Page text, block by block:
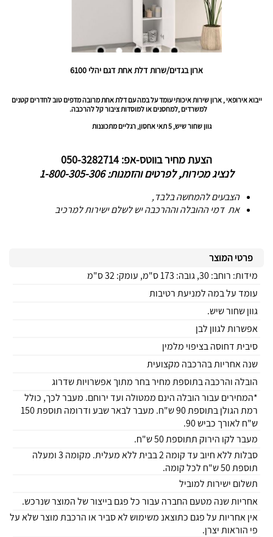
ארון בגדים/שרות דלת אחת דגם יהלי 6100
ייבוא אירופאי , ארון שירות איכותי עומד על במה עם דלת אחת מרובה מדפים טוב לחדרים קטנים
למשרדים ,למחסנים או למוסדות ציבור קל להרכבה.
גוון שחור שיש, 5 תאי אחסון, רגליים מתכוננות
הצעת מחיר בווטס-אפ: 050-3282714
לנציג מכירות, לפרטים והזמנות: 1-800-305-306
הצבעים להמחשה בלבד,
את דמי ההובלה וההרכבה יש לשלם ישירות למרכיב
פרטי המוצר
מידות: רוחב: 30, גובה: 173 ס"מ, עומק: 32 ס"מ
עומד על במה למניעת רטיבות
גוון שחור שיש.
אפשרות לגוון לבן
סיבית דחוסה בציפוי מלמין
שנה אחריות בהרכבה מקצועית
הובלה והרכבה בתוספת מחיר בחר מתוך אפשרויות שדרוג
*המחירים עבור הובלה הינם ממטולה ועד ירוחם. מעבר לכך, כולל
רמת הגולן בתוספת 90 ש"ח. מעבר לבאר שבע ודרומה תוספת 150
ש"ח לאורך כביש 90.
מעבר לקו הירוק תתוספת 50 ש"ח.
סבלות ללא חיוב עד קומה 2 בבית ללא מעלית. מקומה 3 ומעלה
תוספת 50 ש"ח לכל קומה.
תשלום ישירות למוביל
אחריות שנה מטעם החברה עבור כל פגם בייצור של המוצר שנרכש.
אין אחריות על פגם כתוצאנ משימוש לא סביר או הרכבת מוצר שלא על
פי הוראות יצרן.